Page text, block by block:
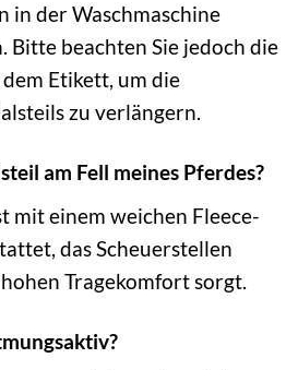
in der Waschmaschine
Bitte beachten Sie jedoch die
Etikett, um die
zu verlängern.
am Fell meines Pferdes?
mit einem weichen Fleece-
das Scheuerstellen
Tragekomfort sorgt.